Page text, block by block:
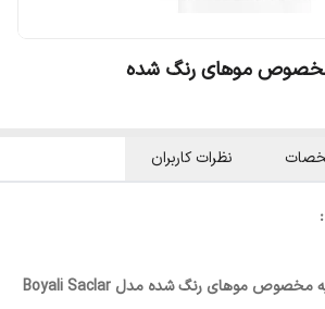
مخصوص موهای رنگ شده
نظرات کاربران
شامپو ایپک قرمز ترکیه مخصوص موهای رنگ شده مدل Boyali Saclar